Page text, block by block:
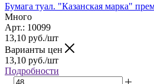
Бумага туал. "Казанская марка"
Много
Арт.: 10099
13,10 руб./шт
Варианты цен
13,10 руб./шт
Подробности